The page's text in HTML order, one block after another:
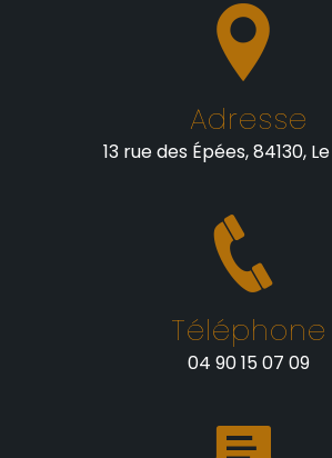
Adresse
13 rue des Épées, 84130,
Téléphone
04 90 15 07 09